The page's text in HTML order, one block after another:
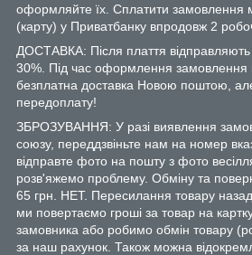
оформляйте їх. Сплатити замовлення
(карту) у Приватбанку впродовж 2
ДОСТАВКА: Після плаття
30%. Під час оформлення
безплатна доставка Новою поштою,
передоплату!
ЗБРОЗУВАННЯ: У разі виявлення
союзу, переддзвіньте нам на номер
відправте фото на пошту з фото
розв'яжемо проблему. Обміну та
65 грн. НЕТ. Пересилання товару
ми повертаємо гроші за товар на
замовника або робимо обмін товару
за наш рахунок. Також можна